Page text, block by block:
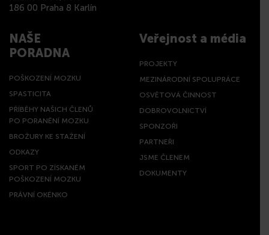
186 00 Praha 8 Karlín
NAŠE
PORADNA
POŠKOZENÍ MOZKU
SPASTICITA
PŘÍBĚHY NAŠICH ČLENŮ
PO PORANĚNÍ MOZKU
BROŽURY KE STAŽENÍ
ODKAZY
SPORT PO ZÍSKANÉM
POŠKOZENÍ MOZKU
PRÁVNÍ OKÉNKO
Veřejnost a média
PROJEKTY
MEZINÁRODNÍ SPOLUPRÁCE
OSVĚTOVÁ ČINNOST
DOBROVOLNICTVÍ
SPONZOŘI
PARTNEŘI
JSME ČLENEM
DOKUMENTY